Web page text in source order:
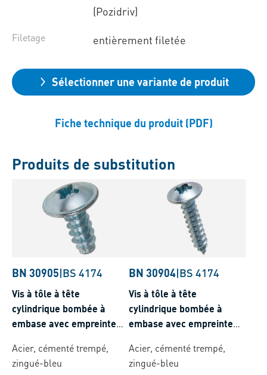
(Pozidriv)
Filetage entièrement filetée
Sélectionner une variante de produit
Fiche technique du produit (PDF)
Produits de substitution
BN 30905|BS 4174
Vis à tôle à tête
cylindrique bombée à
embase avec empreinte
forme Z et à bout plat
forme F
Acier, cémenté trempé,
zingué-bleu
BN 30904|BS 4174
Vis à tôle à tête
cylindrique bombée à
embase avec empreinte
forme Z et à bout pointu
forme C
Acier, cémenté trempé,
zingué-bleu